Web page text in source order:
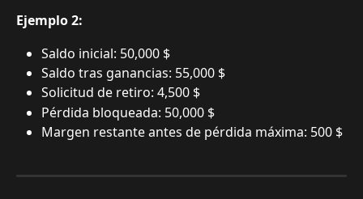
Ejemplo 2:
Saldo inicial: 50,000 $
Saldo tras ganancias: 55,000 $
Solicitud de retiro: 4,500 $
Pérdida bloqueada: 50,000 $
Margen restante antes de pérdida máxima: 500 $